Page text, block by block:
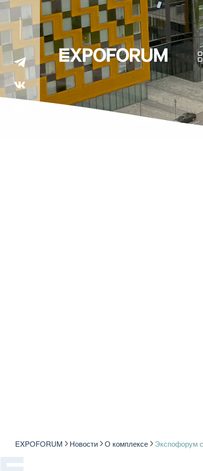
EXPOFORUM Новости О комплексе Экспофорум